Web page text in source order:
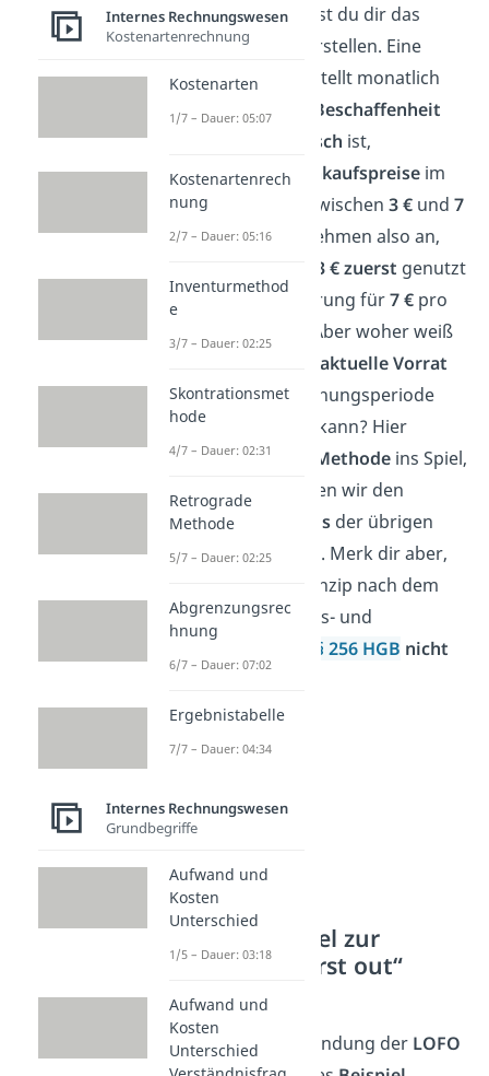
In der Praxis kannst du dir das
Ganze dann so vorstellen. Eine
Bleistiftfabrik
bestellt monatlich
Holz. Obwohl die
Beschaffenheit
identisch ist,
schwankendie Einkaufspreiseim
Laufe des Jahres zwischen 3 €und 7
€pro Stück. Wir nehmen also an,
3 € zuerst genutzt
wird und die Lieferung für7 €pro
Aber woher weiß
aktuelle Vorrat
am Ende der Rechnungsperiode
bewertet
werden kann? Hier
kommt dieLOFO Methodeins Spiel,
denn mit ihr können wir den
Durchschnittspreisder übrigen
Bretter berechnen. Merk dir aber,
dass das LOFO Prinzip nach dem
Deutschen Handels- und
Steuerrecht nach
§ 256 HGB nicht
mehr zulässig ist.
Rechenbeispiel zur
„Lowest in, first out“
Methode
Lass uns zur Anwendung der LOFO
Internes Rechnungswesen
Kostenartenrechnung
Kostenarten
1/7 – Dauer: 05:07
Kostenartenrech
nung
2/7 – Dauer: 05:16
Inventurmethod
e
3/7 – Dauer: 02:25
Skontrationsmet
hode
4/7 – Dauer: 02:31
Retrograde
Methode
5/7 – Dauer: 02:25
Abgrenzungsrec
hnung
6/7 – Dauer: 07:02
Ergebnistabelle
7/7 – Dauer: 04:34
Internes Rechnungswesen
Grundbegriffe
Aufwand und
Kosten
Unterschied
1/5 – Dauer: 03:18
Aufwand und
Kosten
Unterschied